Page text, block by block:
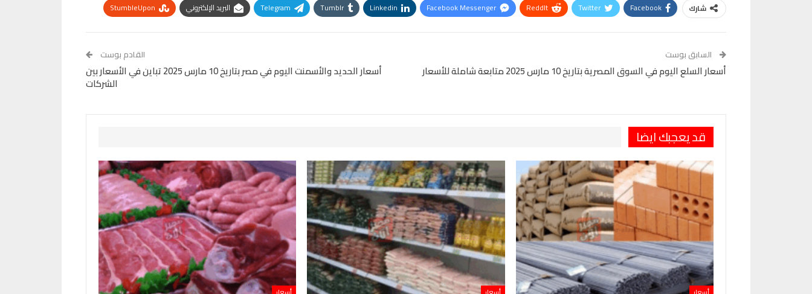
شارك Facebook
Twitter
ReddIt
Facebook Messenger
Linkedin
Tumblr
Telegram البريد الإلكتروني
StumbleUpon
السابق بوست
أسعار السلع اليوم في السوق المصرية بتاريخ 10 مارس 2025 متابعة شاملة للأسعار
القادم بوست
أسعار الحديد والأسمنت اليوم في مصر بتاريخ 10 مارس 2025 تباين في الأسعار بين
الشركات
قد يعجبك ايضا